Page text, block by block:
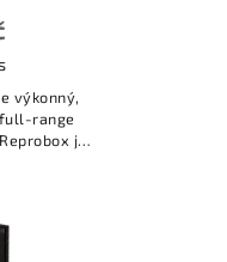
výkonný,
range
je